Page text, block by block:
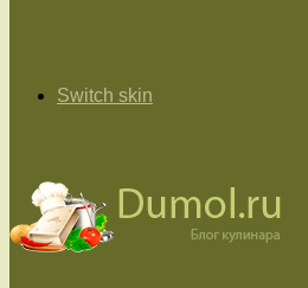
Switch skin